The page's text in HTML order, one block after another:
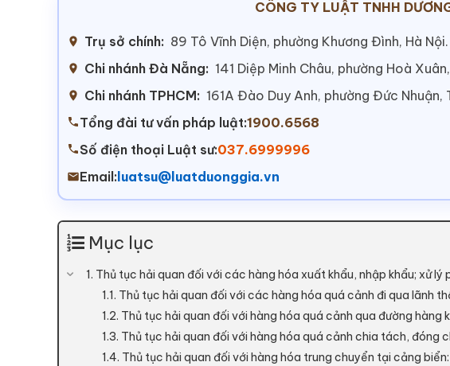
CÔNG TY LUẬT TNHH
Trụ sở chính: 89 Tô Vĩnh Diện, phường Khương Đình, Hà Nội.
Chi nhánh Đà Nẵng: 141 Diệp Minh Châu, phường Hoà
Chi nhánh TPHCM: 161A Đào Duy Anh, phường Đức Nhuận,
Tổng đài tư vấn pháp luật:1900.6568
Số điện thoại Luật sư:037.6999996
Email: luatsu@luatduonggia.vn
Mục lục
1. Thủ tục hải quan đối với các hàng hóa xuất khẩu, nhập khẩu; xử
1.1. Thủ tục hải quan đối với các hàng hóa quá cảnh đi qua lãnh
1.2. Thủ tục hải quan đối với hàng hóa quá cảnh qua đường
1.3. Thủ tục hải quan đối với hàng hóa quá cảnh chia tách, đóng
1.4. Thủ tục hải quan đối với hàng hóa trung chuyển tại cảng biển: